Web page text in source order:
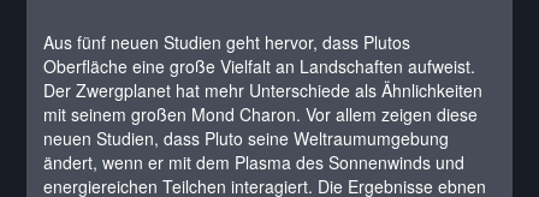
Aus fünf neuen Studien geht hervor, dass Plutos
Oberfläche eine große Vielfalt an Landschaften aufweist.
Der Zwergplanet hat mehr Unterschiede als Ähnlichkeiten
mit seinem großen Mond Charon. Vor allem zeigen diese
neuen Studien, dass Pluto seine Weltraumumgebung
ändert, wenn er mit dem Plasma des Sonnenwinds und
energiereichen Teilchen interagiert. Die Ergebnisse ebnen